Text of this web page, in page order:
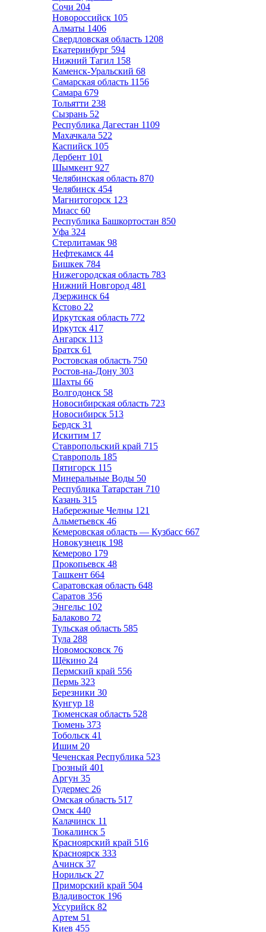
Сочи 204
Новороссийск 105
Алматы 1406
Свердловская область 1208
Екатеринбург 594
Нижний Тагил 158
Каменск-Уральский 68
Самарская область 1156
Самара 679
Тольятти 238
Сызрань 52
Республика Дагестан 1109
Махачкала 522
Каспийск 105
Дербент 101
Шымкент 927
Челябинская область 870
Челябинск 454
Магнитогорск 123
Миасс 60
Республика Башкортостан 850
Уфа 324
Стерлитамак 98
Нефтекамск 44
Бишкек 784
Нижегородская область 783
Нижний Новгород 481
Дзержинск 64
Кстово 22
Иркутская область 772
Иркутск 417
Ангарск 113
Братск 61
Ростовская область 750
Ростов-на-Дону 303
Шахты 66
Волгодонск 58
Новосибирская область 723
Новосибирск 513
Бердск 31
Искитим 17
Ставропольский край 715
Ставрополь 185
Пятигорск 115
Минеральные Воды 50
Республика Татарстан 710
Казань 315
Набережные Челны 121
Альметьевск 46
Кемеровская область — Кузбасс 667
Новокузнецк 198
Кемерово 179
Прокопьевск 48
Ташкент 664
Саратовская область 648
Саратов 356
Энгельс 102
Балаково 72
Тульская область 585
Тула 288
Новомосковск 76
Щёкино 24
Пермский край 556
Пермь 323
Березники 30
Кунгур 18
Тюменская область 528
Тюмень 373
Тобольск 41
Ишим 20
Чеченская Республика 523
Грозный 401
Аргун 35
Гудермес 26
Омская область 517
Омск 440
Калачинск 11
Тюкалинск 5
Красноярский край 516
Красноярск 333
Ачинск 37
Норильск 27
Приморский край 504
Владивосток 196
Уссурийск 82
Артем 51
Киев 455